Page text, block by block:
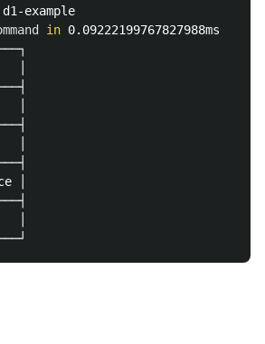
example
in 0.09222199767827988ms
│
│
│
│
│